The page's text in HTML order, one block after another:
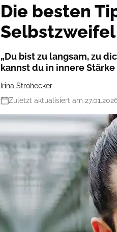
Die besten
Selbstzweifel
„Du bist zu langsam, zu
kannst du in innere
Irina Strohecker
Zuletzt aktualisiert am